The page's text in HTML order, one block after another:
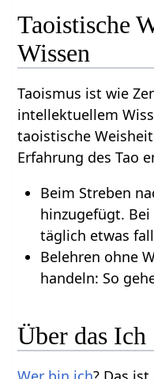
Taoistische
Wissen
Taoismus ist wie
intellektuellem
taoistische
Erfahrung des Tao
Beim Streben
hinzugefügt.
täglich etwas
Belehren ohne
handeln: So
Über das Ich